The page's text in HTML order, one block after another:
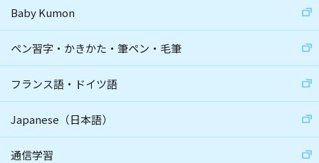
Baby Kumon
ペン習字・かきかた・筆ペン・毛筆
フランス語・ドイツ語
Japanese（日本語）
通信学習